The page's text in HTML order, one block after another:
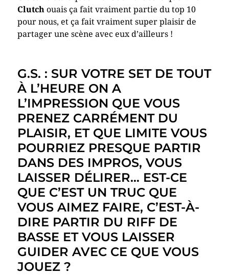
Clutchouais ça fait vraiment partie du top 10
pour nous, et ça fait vraiment super plaisir de
partager une scène avec eux d’ailleurs !
G.S. : SUR VOTRE SET DE TOUT
À L’HEURE ON A
L’IMPRESSION QUE VOUS
PRENEZ CARRÉMENT DU
PLAISIR, ET QUE LIMITE VOUS
POURRIEZ PRESQUE PARTIR
DANS DES IMPROS, VOUS
LAISSER DÉLIRER… EST-CE
QUE C’EST UN TRUC QUE
VOUS AIMEZ FAIRE, C’EST-À-
DIRE PARTIR DU RIFF DE
BASSE ET VOUS LAISSER
GUIDER AVEC CE QUE VOUS
JOUEZ ?